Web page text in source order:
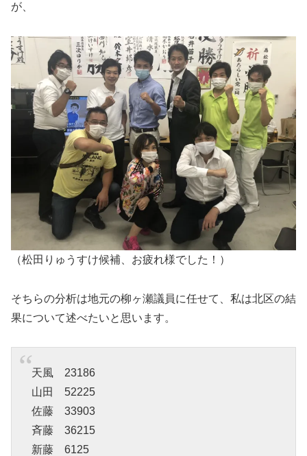
が、
（松田りゅうすけ候補、お疲れ様でした！）
そちらの分析は地元の柳ヶ瀬議員に任せて、私は北区の結
果について述べたいと思います。
天風 23186
山田 52225
佐藤 33903
斉藤 36215
新藤 6125